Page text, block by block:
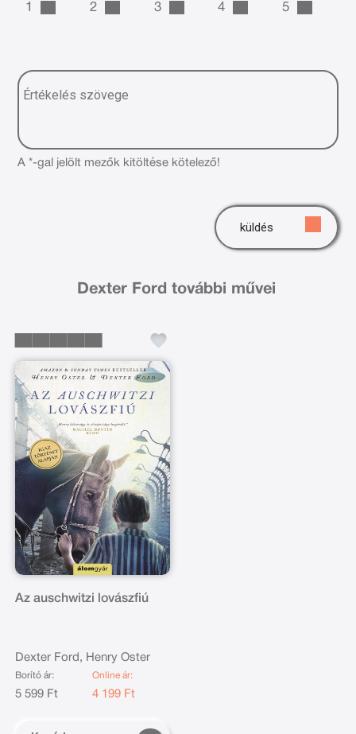
1 2 3 4 5
A *-gal jelölt mezők kitöltése kötelező!
küldés
Dexter Ford további művei
Az auschwitzi lovászfiú
Dexter Ford, Henry Oster
Borító ár:
5 599 Ft
Online ár:
4 199 Ft